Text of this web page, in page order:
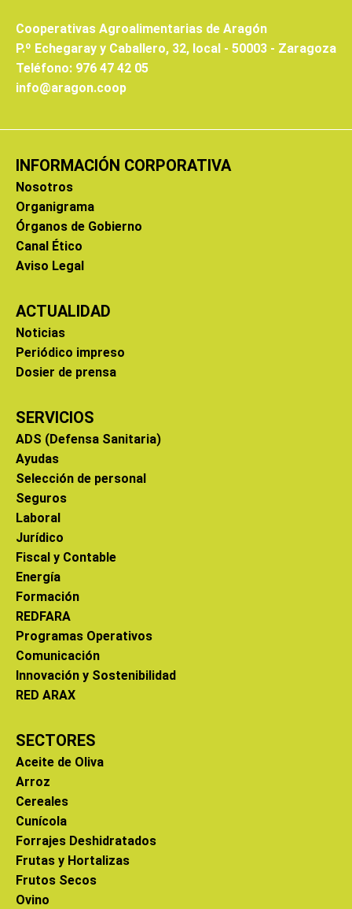
Cooperativas Agroalimentarias de Aragón
P.º Echegaray y Caballero, 32, local - 50003 - Zaragoza
Teléfono: 976 47 42 05
info@aragon.coop
INFORMACIÓN CORPORATIVA
Nosotros
Organigrama
Órganos de Gobierno
Canal Ético
Aviso Legal
ACTUALIDAD
Noticias
Periódico impreso
Dosier de prensa
SERVICIOS
ADS (Defensa Sanitaria)
Ayudas
Selección de personal
Seguros
Laboral
Jurídico
Fiscal y Contable
Energía
Formación
REDFARA
Programas Operativos
Comunicación
Innovación y Sostenibilidad
RED ARAX
SECTORES
Aceite de Oliva
Arroz
Cereales
Cunícola
Forrajes Deshidratados
Frutas y Hortalizas
Frutos Secos
Ovino